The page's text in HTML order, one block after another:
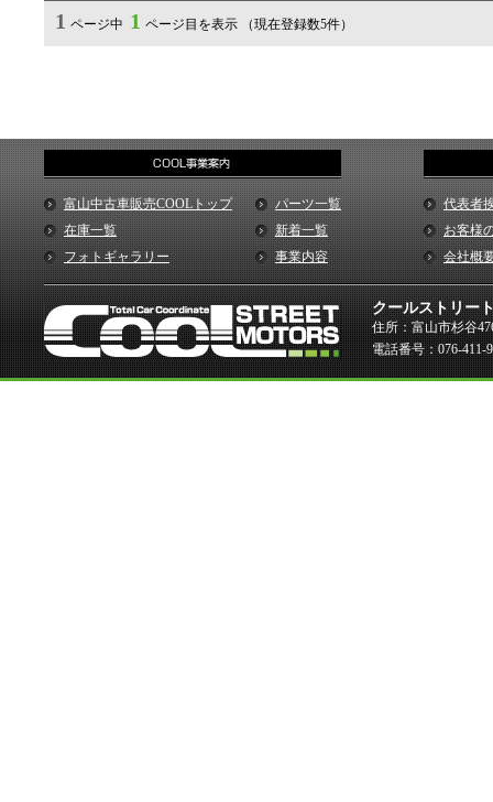
1 ページ中 1 ページ目を表示 （現在登録数5件）
富山中古車販売COOLトップ
パーツ一覧
在庫一覧
新着一覧
フォトギャラリー
事業内容
代表者
お客様
会社概
クールストリー
住所：富山市杉谷
電話番号：076-